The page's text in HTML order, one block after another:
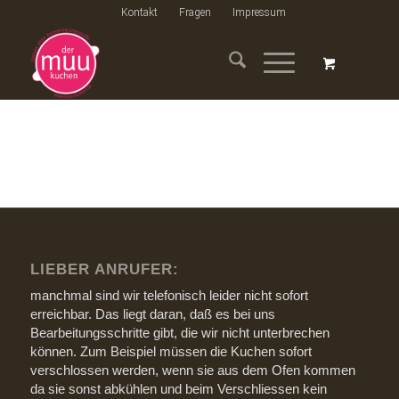
Kontakt Fragen Impressum
LIEBER ANRUFER:
manchmal sind wir telefonisch leider nicht sofort
erreichbar. Das liegt daran, daß es bei uns
Bearbeitungsschritte gibt, die wir nicht unterbrechen
können. Zum Beispiel müssen die Kuchen sofort
verschlossen werden, wenn sie aus dem Ofen kommen
da sie sonst abkühlen und beim Verschliessen kein